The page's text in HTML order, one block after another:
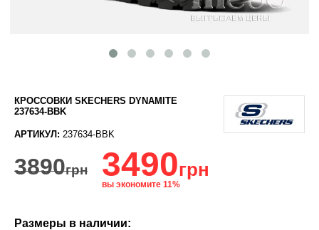
КРОССОВКИ SKECHERS DYNAMITE
237634-BBK
АРТИКУЛ: 237634-BBK
3890грн 3490грн
вы экономите 11%
Размеры в наличии: